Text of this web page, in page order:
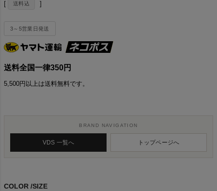
送料込
3～5営業日発送
送料全国一律350円
5,500円以上は送料無料です。
BRAND NAVIGATION
VDS 一覧へ トップページへ
COLOR SIZE